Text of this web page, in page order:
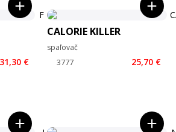
31,30 €
CALORIE KILLER
spaľovač
25,70 €